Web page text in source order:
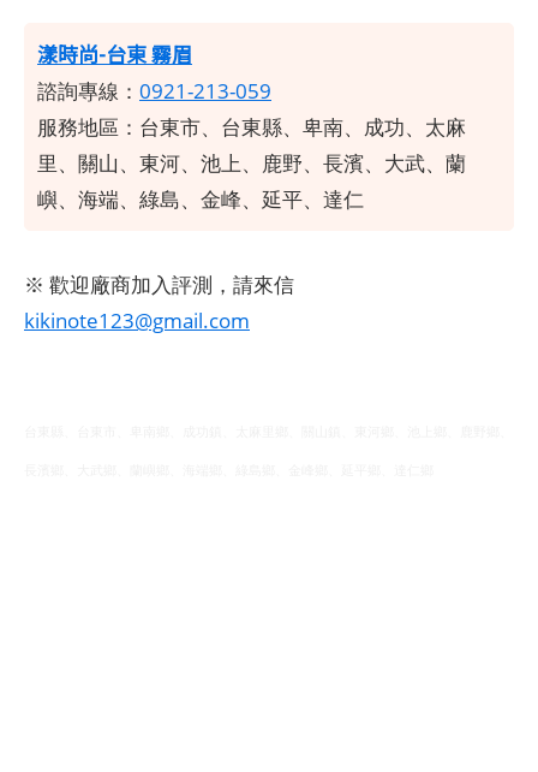
漾時尚-台東 霧眉
諮詢專線： 0921-213-059
服務地區：台東市、台東縣、卑南、成功、太麻
里、關山、東河、池上、鹿野、長濱、大武、蘭
嶼、海端、綠島、金峰、延平、達仁
※ 歡迎廠商加入評測，請來信
kikinote123@gmail.com